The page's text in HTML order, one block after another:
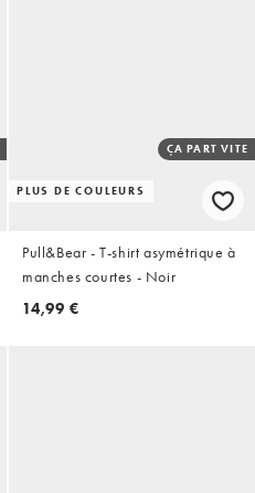
PLUS DE COULEURS
ÇA PART VITE
Pull&Bear - T-shirt asymétrique à
manches courtes - Noir
14,99 €